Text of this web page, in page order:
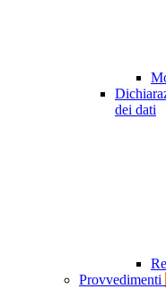
dei dati
Provvedimenti